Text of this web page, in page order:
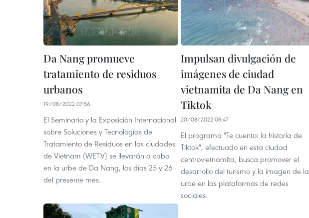
Da Nang promueve
tratamiento de residuos
urbanos
19/08/2022 07:56
El Seminario y la Exposición Internacional
sobre Soluciones y Tecnologías de
Tratamiento de Residuos en las ciudades
de Vietnam (WETV) se llevarán a cabo
en la urbe de Da Nang, los días 25 y 26
del presente mes.
Impulsan divulgación de
imágenes de ciudad
vietnamita de Da Nang en
Tiktok
20/08/2022 08:47
El programa "Te cuento: la historia de
Tiktok", efectuado en esta ciudad
centrovietnamita, busca promover el
desarrollo del turismo y la imagen de la
urbe en las plataformas de redes
sociales.